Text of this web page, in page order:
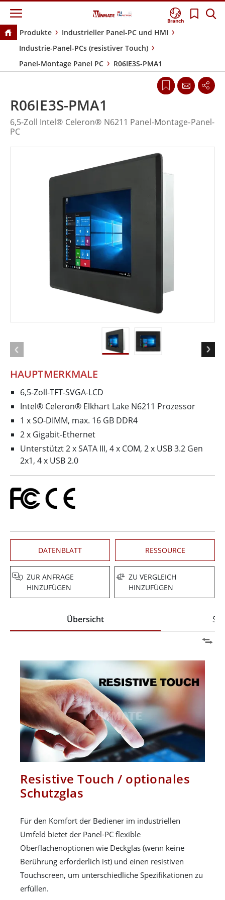
Branch
Produkte
Industrieller Panel-PC und HMI
Industrie-Panel-PCs (resistiver Touch)
Panel-Montage Panel PC
R06IE3S-PMA1
HAUPTMERKMALE
6,5-Zoll-TFT-SVGA-LCD
Intel® Celeron® Elkhart Lake N6211 Prozessor
1 x SO-DIMM, max. 16 GB DDR4
2 x Gigabit-Ethernet
Unterstützt 2 x SATA III, 4 x COM, 2 x USB 3.2 Gen
2x1, 4 x USB 2.0
DATENBLATT RESSOURCE
ZUR ANFRAGE
HINZUFÜGEN
ZU VERGLEICH
HINZUFÜGEN
R06IE3S-PMA1
6,5-Zoll Intel® Celeron® N6211 Panel-Montage-Panel-
PC
Übersicht
Resistive Touch / optionales
Schutzglas
Für den Komfort der Bediener im industriellen
Umfeld bietet der Panel-PC flexible
Oberflächenoptionen wie Deckglas (wenn keine
Berührung erforderlich ist) und einen resistiven
Touchscreen, um unterschiedliche Spezifikationen zu
erfüllen.